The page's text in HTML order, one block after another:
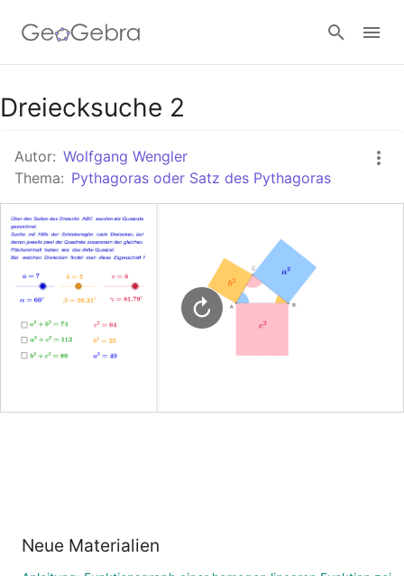
Google Classroom
GeoGebra Classroom
Dreiecksuche 2
Autor: Wolfgang Wengler
Thema: Pythagoras oder Satz des Pythagoras
Neue Materialien